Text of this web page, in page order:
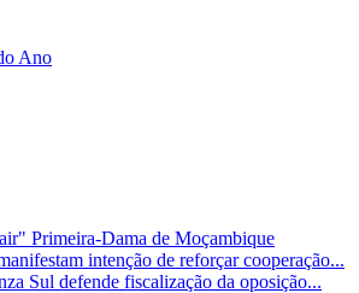
Ano
Primeira-Dama de Moçambique
intenção de reforçar cooperação...
Sul defende fiscalização da oposição...